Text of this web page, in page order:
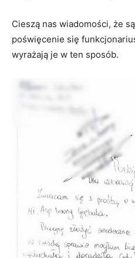
Cieszą nas wiadomości, że
poświęcenie się
wyrażają je w ten sposób.